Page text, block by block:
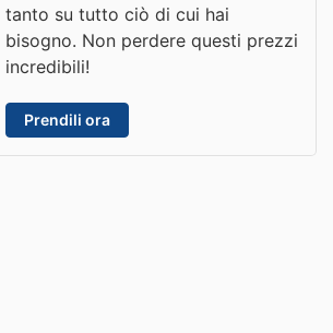
tanto su tutto ciò di cui hai
bisogno. Non perdere questi prezzi
incredibili!
Prendili ora